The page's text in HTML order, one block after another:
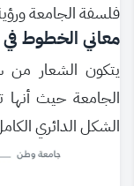
فلسفة الجامعة
معاني الخطوط في
يتكون الشعار
الجامعة حيث أنها
الشكل الدائري